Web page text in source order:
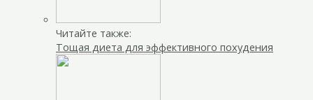
Читайте также:
Тощая диета для эффективного похудения